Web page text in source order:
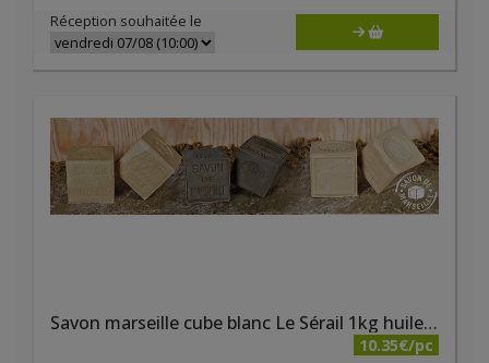
Réception souhaitée le
Savon marseille cube blanc Le Sérail 1kg huile végétale
10.35€/pc